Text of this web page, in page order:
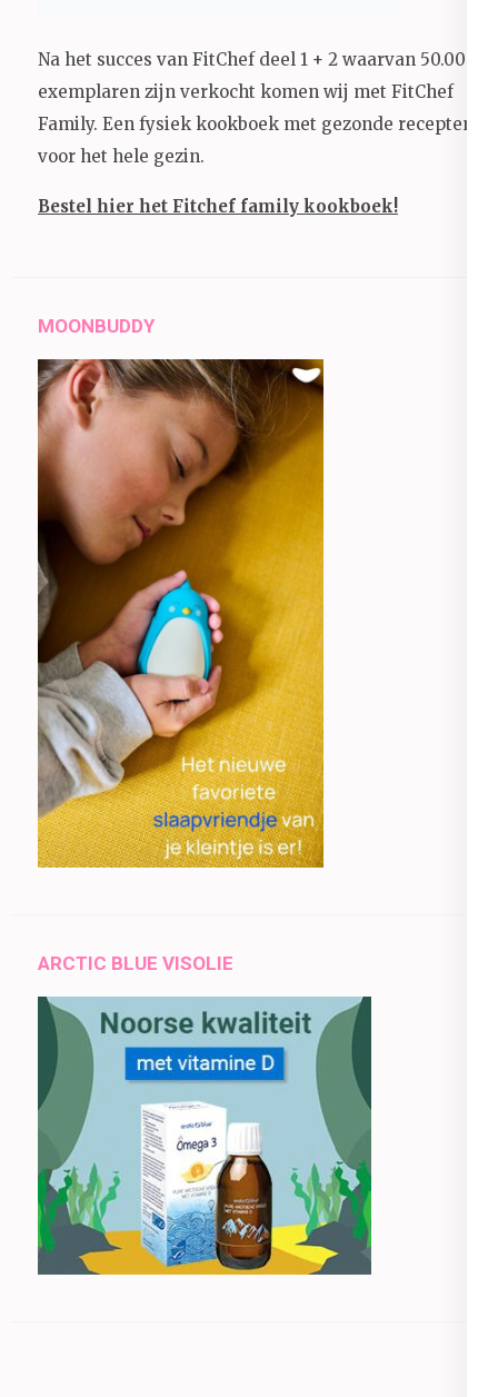
Na het succes van FitChef deel 1 + 2 waarvan 50.000+
exemplaren zijn verkocht komen wij met FitChef
Family. Een fysiek kookboek met gezonde recepten
voor het hele gezin.
Bestel hier het Fitchef family kookboek!
MOONBUDDY
ARCTIC BLUE VISOLIE